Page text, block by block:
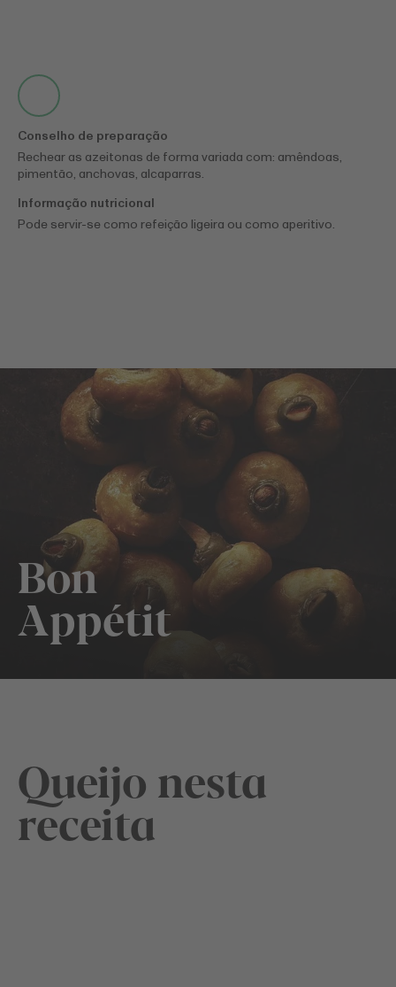
Conselho de preparação
Rechear as azeitonas de forma variada com: amêndoas,
pimentão, anchovas, alcaparras.
Informação nutricional
Pode servir-se como refeição ligeira ou como aperitivo.
Bon
Appétit
Queijo nesta
receita